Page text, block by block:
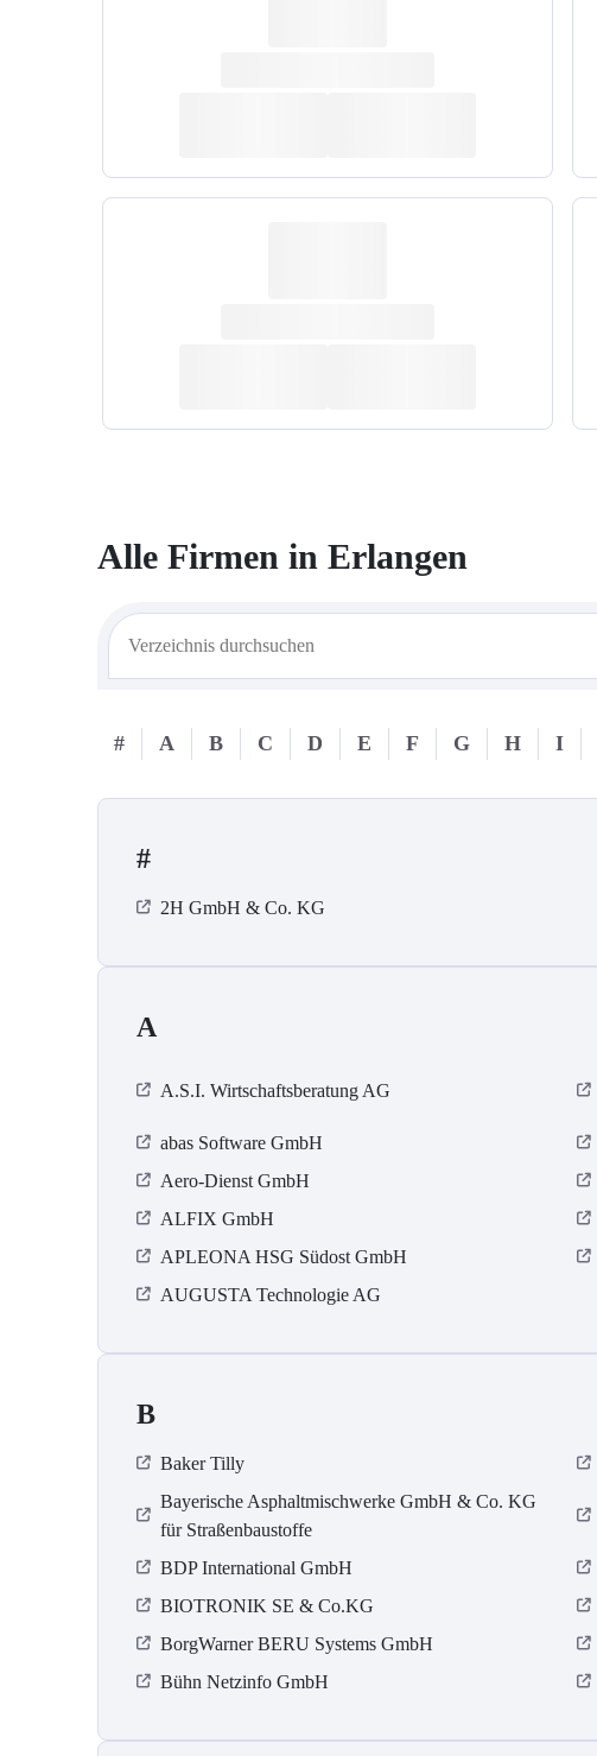
Alle Firmen in Erlangen
# A B C D E F G H I
#
2H GmbH & Co. KG
A
A.S.I. Wirtschaftsberatung AG
abas Software GmbH
Aero-Dienst GmbH
ALFIX GmbH
APLEONA HSG Südost GmbH
AUGUSTA Technologie AG
B
Baker Tilly
Bayerische Asphaltmischwerke GmbH & Co. KG
für Straßenbaustoffe
BDP International GmbH
BIOTRONIK SE & Co.KG
BorgWarner BERU Systems GmbH
Bühn Netzinfo GmbH